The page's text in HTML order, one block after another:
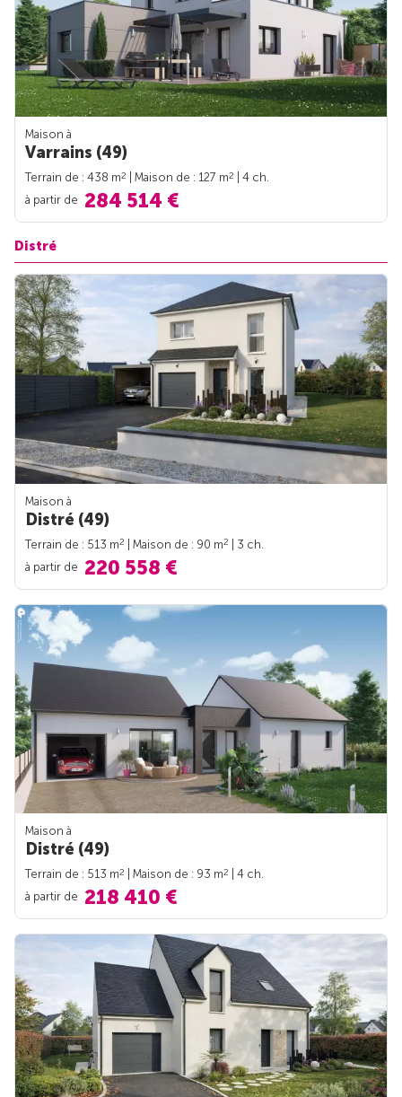
Maison à
Varrains (49)
Terrain de : 438 m2 | Maison de : 127 m2
| 4 ch.
à partir de 284 514 €
Distré
Maison à
Distré (49)
Terrain de : 513 m2 | Maison de : 90 m2
| 3 ch.
à partir de 220 558 €
Maison à
Distré (49)
Terrain de : 513 m2 | Maison de : 93 m2
| 4 ch.
à partir de 218 410 €